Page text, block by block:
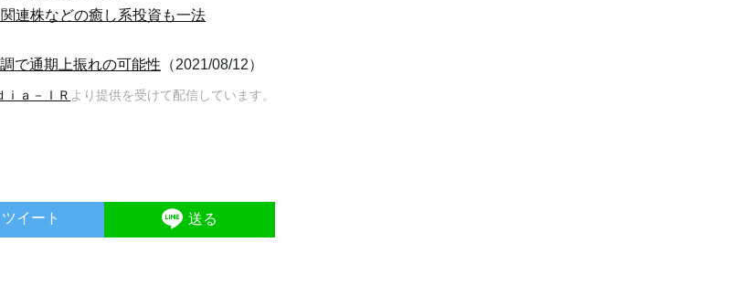
連株などの癒し系投資も一法
で通期上振れの可能性 （2021/08/12）
ｉａ－ＩＲ より提供を受けて配信しています。
ツイート 送る